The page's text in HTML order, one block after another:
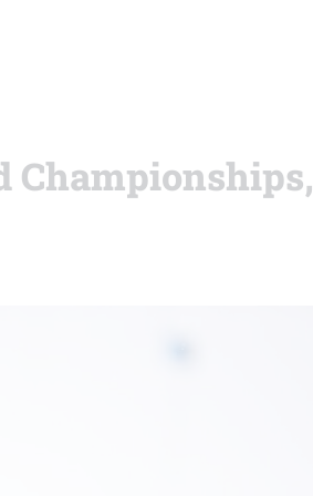
Championships,